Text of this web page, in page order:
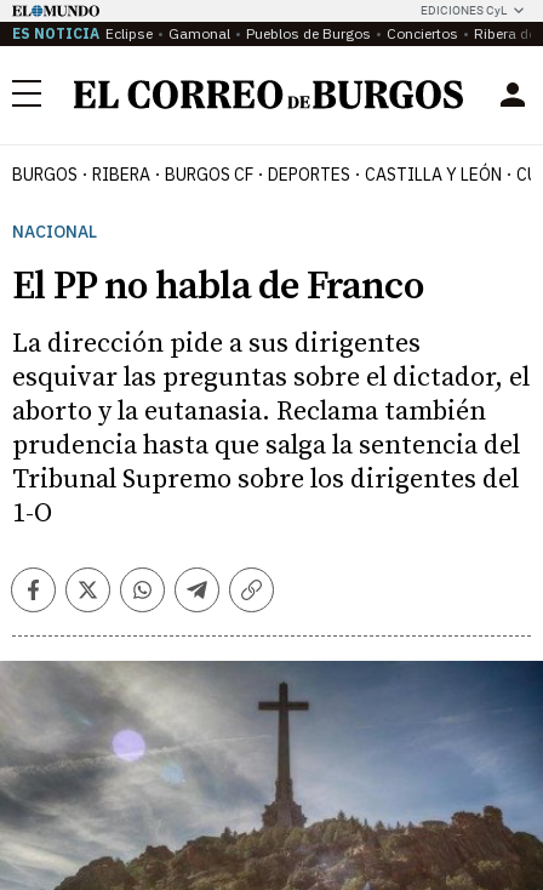
EDICIONES CyL
ES NOTICIA Eclipse Gamonal Pueblos de Burgos Conciertos Ribera del
Menú
BURGOS RIBERA BURGOS CF DEPORTES CASTILLA Y LEÓN
NACIONAL
El PP no habla de Franco
La dirección pide a sus dirigentes
esquivar las preguntas sobre el dictador, el
aborto y la eutanasia. Reclama también
prudencia hasta que salga la sentencia del
Tribunal Supremo sobre los dirigentes del
1-O
FacebookTwitterWhatsappTelegramCopiar